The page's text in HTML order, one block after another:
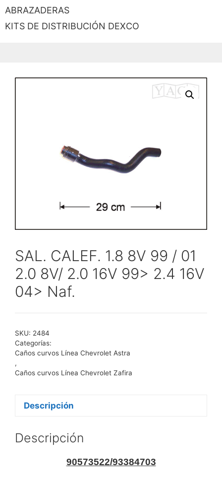
SAL. CALEF. 1.8 8V 99 / 01
2.0 8V/ 2.0 16V 99> 2.4 16V
04> Naf.
SKU: 2484
Categorías:
Caños curvos Línea Chevrolet Astra
,
Caños curvos Línea Chevrolet Zafira
Descripción
Descripción
90573522/93384703
ABRAZADERAS
KITS DE DISTRIBUCIÓN DEXCO